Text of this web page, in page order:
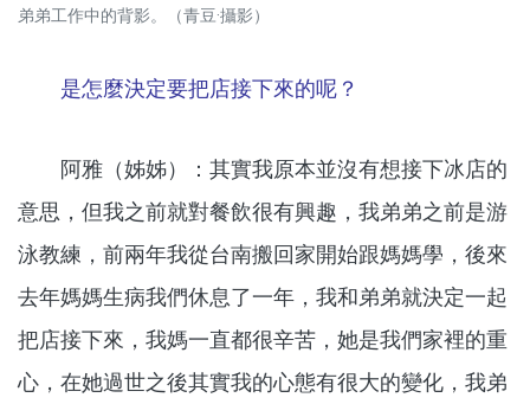
弟弟工作中的背影。（青豆·攝影）
是怎麼決定要把店接下來的呢？
阿雅（姊姊）：其實我原本並沒有想接下冰店的
意思，但我之前就對餐飲很有興趣，我弟弟之前是游
泳教練，前兩年我從台南搬回家開始跟媽媽學，後來
去年媽媽生病我們休息了一年，我和弟弟就決定一起
把店接下來，我媽一直都很辛苦，她是我們家裡的重
心，在她過世之後其實我的心態有很大的變化，我弟